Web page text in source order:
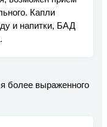
Капли
и напитки, БАД
более выраженного